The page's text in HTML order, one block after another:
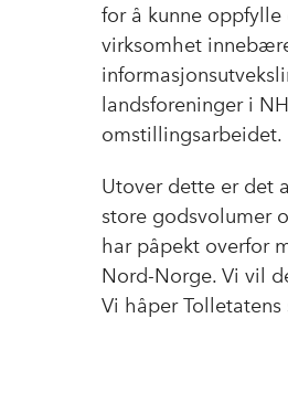
for å kunne
virksomhet
landsforeninger i
omstillingsarbeidet.
Utover dette er det
store godsvolumer
har påpekt overfor
Nord-Norge. Vi vil
Vi håper